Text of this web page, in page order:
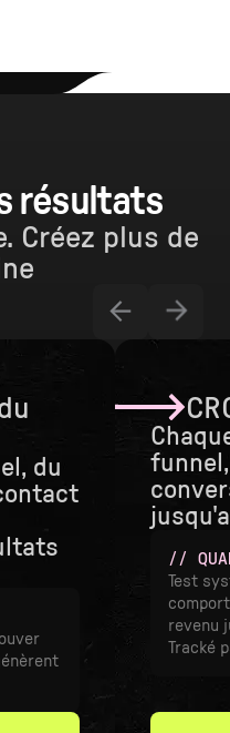
résultats
Créez plus de
du
//
Test
revenu
Tracké